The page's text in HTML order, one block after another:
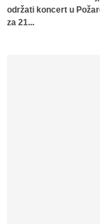
održati koncert u
za 21...